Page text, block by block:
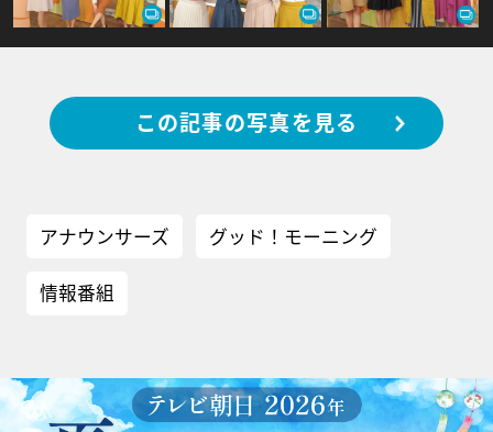
この記事の写真を見る
アナウンサーズ グッド！モーニング
情報番組